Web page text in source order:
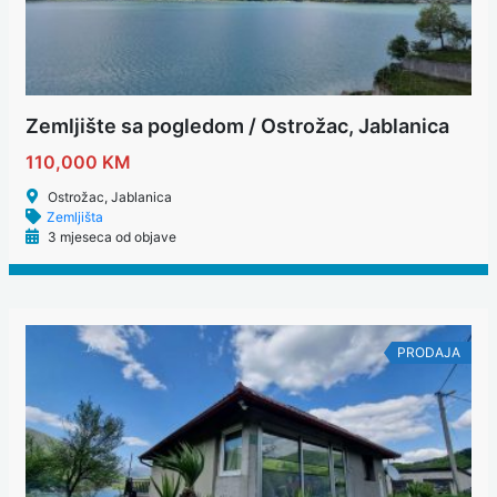
Zemljište sa pogledom / Ostrožac, Jablanica
110,000 KM
Ostrožac, Jablanica
Zemljišta
3 mjeseca od objave
PRODAJA